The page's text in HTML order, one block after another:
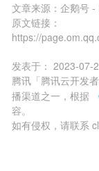
文章来源： 企鹅号 -
原文链接：
https://
发表于： 2023-07-
腾讯「腾讯云开发
播渠道之一，根据
容。
如有侵权，请联系